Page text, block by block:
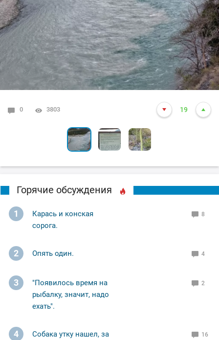
0 3803 19
6 4647 7
0 3578 10
Горячие обсуждения
1
Карась и конская
сорога.
8
2 Опять один. 4
3
"Появилось время на
рыбалку, значит, надо
ехать".
2
4
Собака утку нашел, за
16